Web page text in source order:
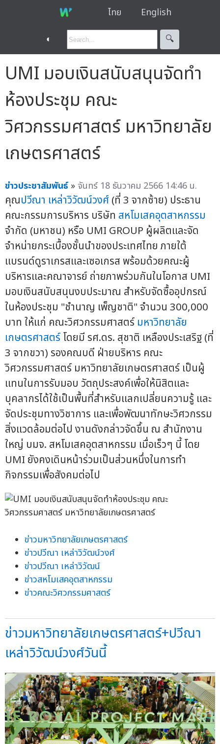
ไทย English
◐ 🔍︎
UMI มอบเงินสนับสนุนจัดทำ
ห้องประชุม คณะ
วิศวกรรมศาสตร์ มหาวิทยาลัย
เกษตรศาสตร์
ข่าวประชาสัมพันธ์ » จันทร์ 18 ธันวาคม 2566 14:46 น.
คุณปวีณา เหล่าวิวัฒน์วงศ์ (ที่ 3 จากซ้าย) ประธาน
คณะกรรมการบริหาร บริษัท สหโมเสคอุตสาหกรรม
จำกัด (มหาชน) หรือ UMI GROUP ผู้ผลิตและจัด
จำหน่ายกระเบื้องชั้นนำของประเทศไทย ภายใต้
แบรนด์ดูราเกรสและเซอเกรส พร้อมด้วยคณะผู้
บริหารและคณาจารย์ ถ่ายภาพร่วมกันในโอกาส UMI
มอบเงินสนับสนุนงบประมาณ สำหรับจัดซื้ออุปกรณ์
ในห้องประชุม "ชำนาญ เพ็ญชาติ" จำนวน 300,000
บาท ให้แก่ คณะวิศวกรรมศาสตร์ มหาวิทยาลัย
เกษตรศาสตร์โดยมี รศ.ดร. สุชาติ เหลืองประเสริฐ (ที่
3 จากขวา) รองคณบดี ฝ่ายบริหาร คณะ
วิศวกรรมศาสตร์ มหาวิทยาลัยเกษตรศาสตร์ เป็นผู้
แทนในการรับมอบ วัตถุประสงค์เพื่อให้นิสิตและ
บุคลากรได้ใช้เป็นพื้นที่สำหรับแลกเปลี่ยนความรู้ และ
จัดประชุมทางวิชาการ และเพื่อพัฒนาทักษะวิศวกรรม
สิ่งแวดล้อมต่อไป งานดังกล่าวจัดขึ้น ณ สำนักงาน
ใหญ่ บมจ. สหโมเสคอุตสาหกรรม เมื่อเร็วๆ นี้ โดย
UMI ยังคงเดินหน้าร่วมเป็นส่วนหนึ่งในการทำ
กิจกรรมเพื่อสังคมต่อไป
ข่าวมหาวิทยาลัยเกษตรศาสตร์
ข่าวปวีณา เหล่าวิวัฒน์วงศ์
ข่าวปวีณา เหล่าวิวัฒน์
ข่าวสหโมเสคอุตสาหกรรม
ข่าวคณะวิศวกรรมศาสตร์
ข่าวมหาวิทยาลัยเกษตรศาสตร์+ปวีณา
เหล่าวิวัฒน์วงศ์วันนี้